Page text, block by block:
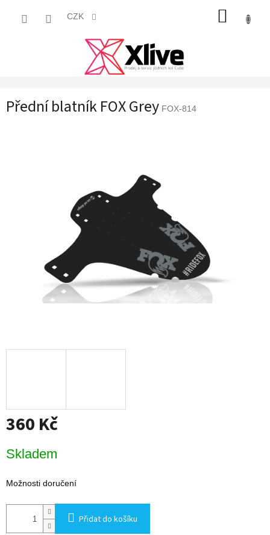
CZK
Přední blatník FOX Grey FOX-814
360 Kč
cena:
Skladem
Možnosti doručení
Přidat do košíku